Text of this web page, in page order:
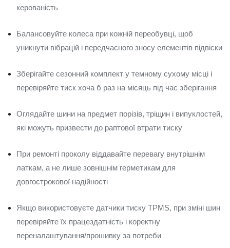
керованість
Балансовуйте колеса при кожній переобувці, щоб
уникнути вібрацій і передчасного зносу елементів підвіски
Зберігайте сезонний комплект у темному сухому місці і
перевіряйте тиск хоча б раз на місяць під час зберігання
Оглядайте шини на предмет порізів, тріщин і випуклостей,
які можуть призвести до раптової втрати тиску
При ремонті проколу віддавайте перевагу внутрішнім
латкам, а не лише зовнішнім герметикам для
довгострокової надійності
Якщо використовуєте датчики тиску TPMS, при зміні шин
перевіряйте їх працездатність і коректну
переналаштування/прошивку за потреби